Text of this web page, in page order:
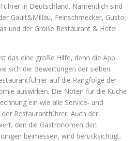
in Deutschland. Namentlich sind
Gault&Millau, Feinschmecker, Gusto,
und der Große Restaurant & Hotel
das eine große Hilfe, denn die App
sich die Bewertungen der sieben
auf die Rangfolge der
auswirken. Die Noten für die Küche
ein wie alle Service- und
Restaurantführer. Auch der
den die Gastronomen den
beimessen, wird berücksichtigt.